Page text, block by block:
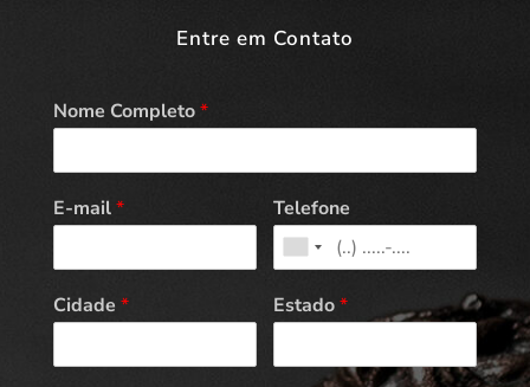
Entre em Contato
Nome Completo*
E-mail* Telefone
Cidade * Estado*